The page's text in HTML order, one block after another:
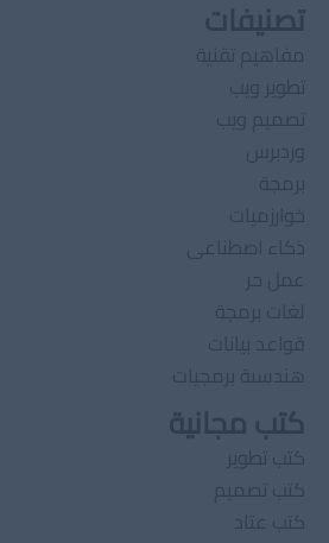
تصنيفات
مفاهيم تقنية
تطوير ويب
تصميم ويب
وردبرس
برمجة
خوارزميات
ذكاء اصطناعى
عمل حر
لغات برمجة
قواعد بيانات
هندسىة برمجيات
كتب مجانية
كتب تطوير
كتب تصميم
كتب عتاد